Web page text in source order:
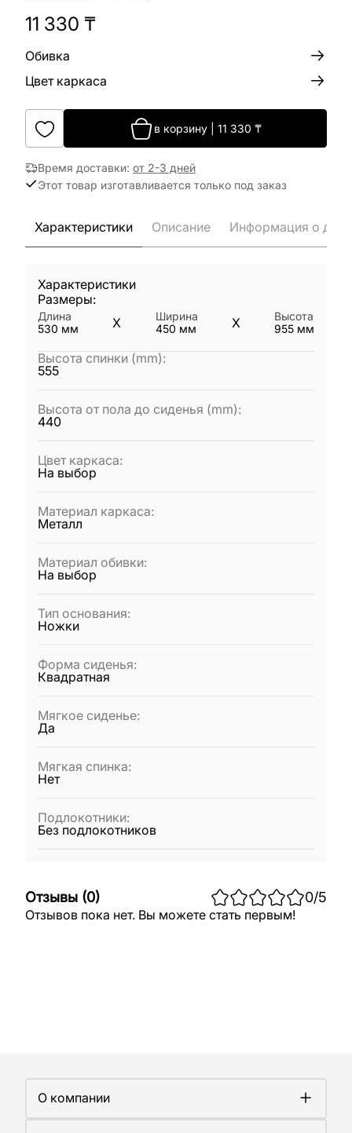
11 330 ₸
Обивка
Цвет каркаса
в корзину 11 330 ₸
Время доставки: от 2-3 дней
Этот товар изготавливается только под заказ
Характеристики Описание Информация о
Характеристики
Размеры:
Длина
530 мм X
Ширина
450 мм X
Высота
955 мм
Высота спинки (mm):
555
Высота от пола до сиденья (mm):
440
Цвет каркаса:
На выбор
Материал каркаса:
Металл
Материал обивки:
На выбор
Тип основания:
Ножки
Форма сиденья:
Квадратная
Мягкое сиденье:
Да
Мягкая спинка:
Нет
Подлокотники:
Без подлокотников
Отзывы (0) 0/5
Отзывов пока нет. Вы можете стать первым!
О компании